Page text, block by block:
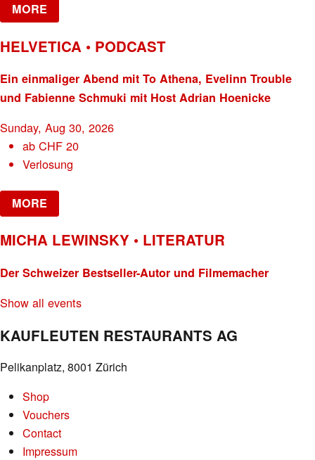
MORE
HELVETICA • PODCAST
Ein einmaliger Abend mit To Athena, Evelinn Trouble
und Fabienne Schmuki mit Host Adrian Hoenicke
Sunday, Aug 30, 2026
abCHF 20
Verlosung
MORE
MICHA LEWINSKY • LITERATUR
Der Schweizer Bestseller-Autor und Filmemacher
Show all events
KAUFLEUTEN RESTAURANTS AG
Pelikanplatz, 8001 Zürich
Shop
Vouchers
Contact
Impressum